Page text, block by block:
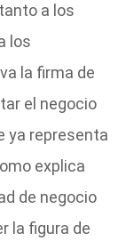
a los
los
la firma de
el negocio
ya representa
explica
de negocio
la figura de